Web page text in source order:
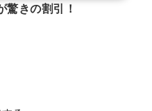
驚きの割引！